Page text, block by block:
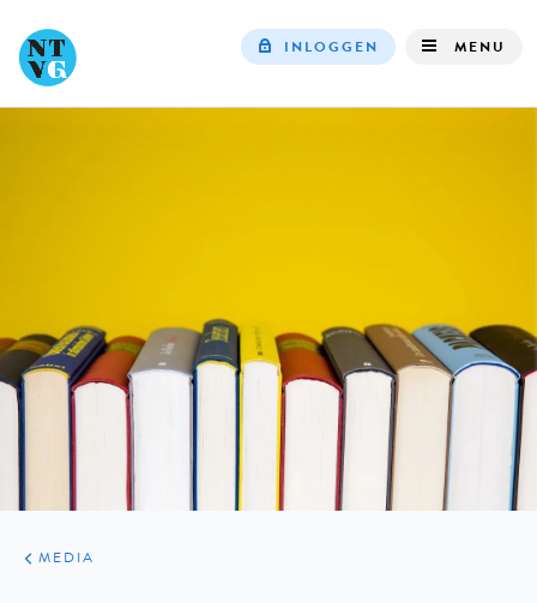
INLOGGEN MENU
ARTIKELEN
VARIA
MEDIA